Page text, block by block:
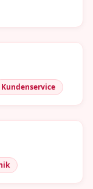
Kundenservice